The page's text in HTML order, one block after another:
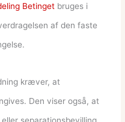
Betinget bruges i
af den faste
kræver, at
Den viser også, at